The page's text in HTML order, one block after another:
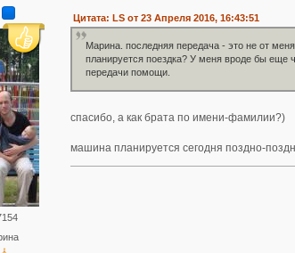
Цитата: LS от 23 Апреля 2016, 16:43:51
Марина. последняя передача - это не от
планируется поездка? У меня вроде бы еще
передачи помощи.
спасибо, а как брата по имени-фамилии?)
машина планируется сегодня поздно-